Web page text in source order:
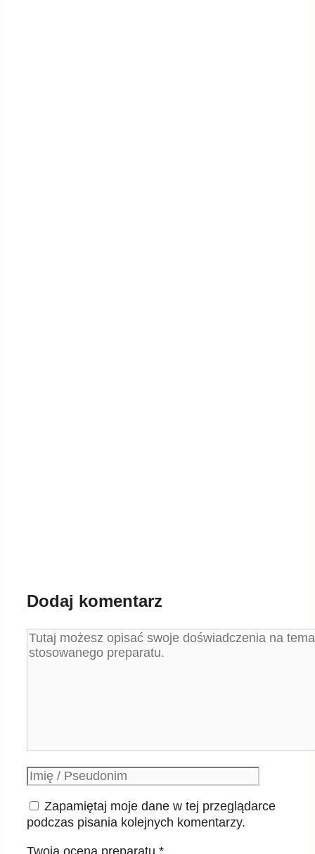
Dodaj komentarz
Komentarz
Podpis
Zapamiętaj moje dane w tej przeglądarce
podczas pisania kolejnych komentarzy.